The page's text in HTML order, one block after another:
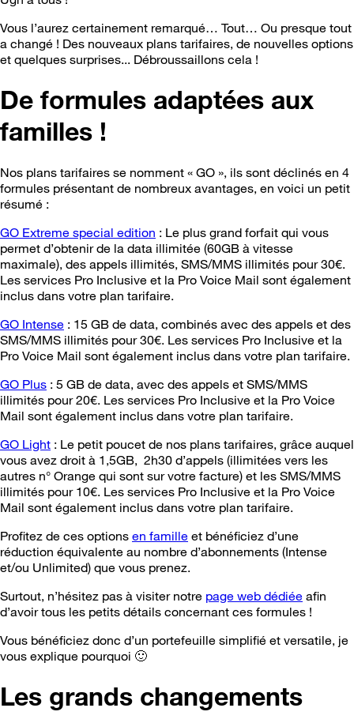
Vous l’aurez certainement remarqué… Tout… Ou presque tout
a changé ! Des nouveaux plans tarifaires, de nouvelles options
et quelques surprises... Débroussaillons cela !
De formules adaptées aux
familles !
Nos plans tarifaires se nomment « GO », ils sont déclinés en 4
formules présentant de nombreux avantages, en voici un petit
résumé :
GO Extreme special edition : Le plus grand forfait qui vous
permet d’obtenir de la data illimitée (60GB à vitesse
maximale), des appels illimités, SMS/MMS illimités pour 30€.
Les services Pro Inclusive et la Pro Voice Mail sont également
inclus dans votre plan tarifaire.
GO Intense : 15 GB de data, combinés avec des appels et des
SMS/MMS illimités pour 30€. Les services Pro Inclusive et la
Pro Voice Mail sont également inclus dans votre plan tarifaire.
GO Plus : 5 GB de data, avec des appels et SMS/MMS
illimités pour 20€. Les services Pro Inclusive et la Pro Voice
Mail sont également inclus dans votre plan tarifaire.
GO Light : Le petit poucet de nos plans tarifaires, grâce auquel
vous avez droit à 1,5GB, 2h30 d’appels (illimitées vers les
autres n° Orange qui sont sur votre facture) et les SMS/MMS
illimités pour 10€. Les services Pro Inclusive et la Pro Voice
Mail sont également inclus dans votre plan tarifaire.
Profitez de ces options en famille et bénéficiez d’une
réduction équivalente au nombre d’abonnements (Intense
et/ou Unlimited) que vous prenez.
Surtout, n’hésitez pas à visiter notre page web dédiée afin
d’avoir tous les petits détails concernant ces formules !
Vous bénéficiez donc d’un portefeuille simplifié et versatile, je
vous explique pourquoi 🙂
Les grands changements